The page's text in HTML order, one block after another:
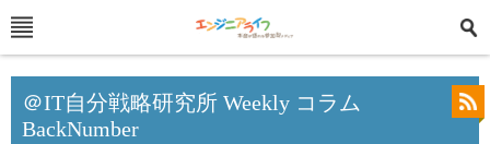
＠IT自分戦略研究所 Weekly コラム
BackNumber